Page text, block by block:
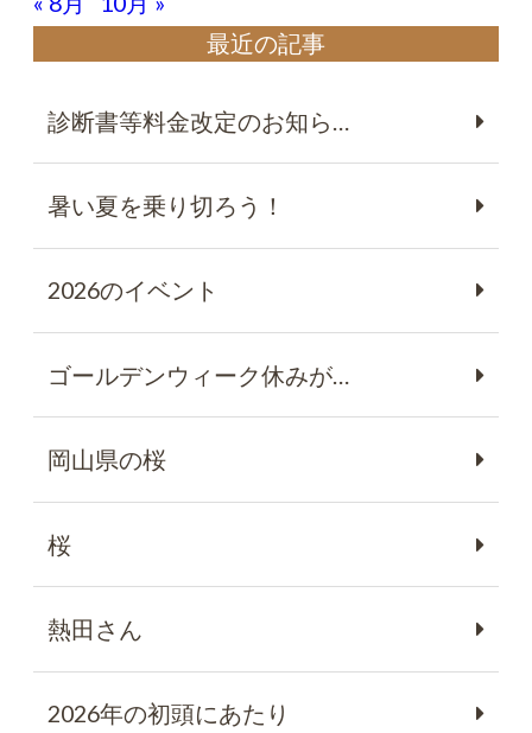
最近の記事
診断書等料金改定のお知ら…
暑い夏を乗り切ろう！
2026のイベント
ゴールデンウィーク休みが…
岡山県の桜
桜
熱田さん
2026年の初頭にあたり